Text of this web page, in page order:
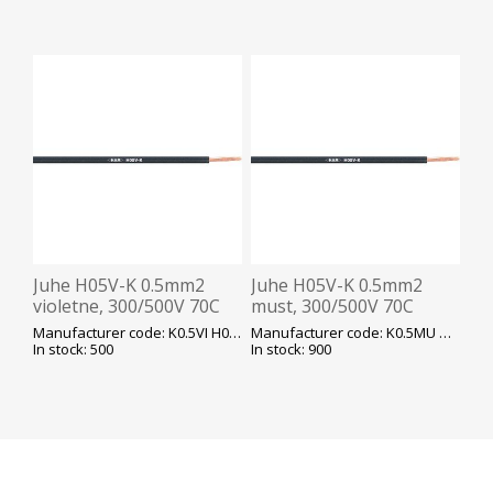
Juhe H05V-K 0.5mm2
violetne, 300/500V 70C
peenkiud K100
Manufacturer code: K0.5VI H05V-K
In stock: 500
Juhe H05V-K 0.5mm2
must, 300/500V 70C
peenkiud K100
Manufacturer code: K0.5MU H05V-K
In stock: 900